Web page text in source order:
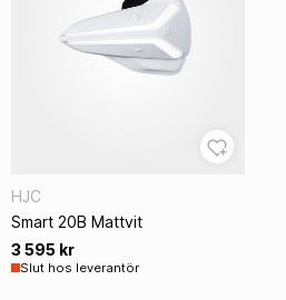
HJC
Smart 20B Mattvit
3 595 kr
Slut hos leverantör